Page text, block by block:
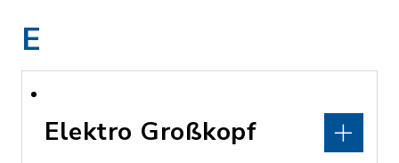
E
Elektro Großkopf